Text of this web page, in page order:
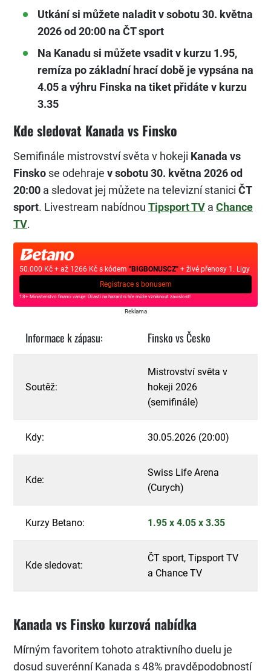
Utkání si můžete naladit v sobotu 30. května
2026 od 20:00 na ČT sport
Na Kanadu si můžete vsadit v kurzu 1.95,
remíza po základní hrací době je vypsána na
4.05 a výhru Finska na tiket přidáte v kurzu
3.35
Kde sledovat Kanada vs Finsko
Semifinále mistrovství světa v hokeji Kanada vs
Finsko se odehraje v sobotu 30. května 2026 od
20:00 a sledovat jej můžete na televizní stanici ČT
sport. Livestream nabídnou Tipsport TV a Chance
TV.
50.000 Kč + až 1266 Kč s kódem "BIGBONUSCZ" + živé přenosy 1. Ligy
Registrace s bonusem
18+ Ministerstvo financí varuje: Účastí na hazardní hře může vzniknout závislost!
Reklama
Informace k zápasu: Finsko vs Česko
Soutěž:
Mistrovství světa v
hokeji 2026
(semifinále)
Kdy: 30.05.2026 (20:00)
Kde:
Swiss Life Arena
(Curych)
Kurzy Betano: 1.95 x 4.05 x 3.35
Kde sledovat:
ČT sport, Tipsport TV
a Chance TV
Kanada vs Finsko kurzová nabídka
Mírným favoritem tohoto atraktivního duelu je
dosud suverénní Kanada s 48% pravděpodobností